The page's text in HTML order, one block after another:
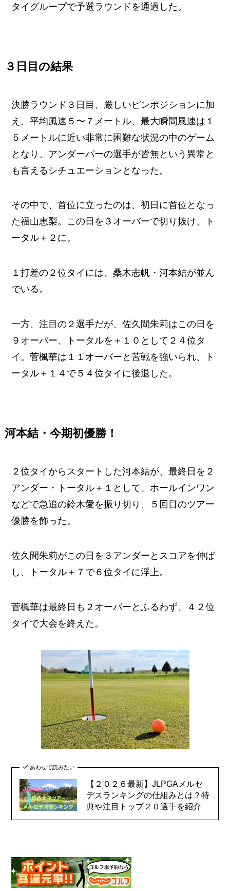
タイグループで予選ラウンドを通過した。
３日目の結果
決勝ラウンド３日目、厳しいピンポジションに加
え、平均風速５〜７メートル、最大瞬間風速は１
５メートルに近い非常に困難な状況の中のゲーム
となり、アンダーパーの選手が皆無という異常と
も言えるシチュエーションとなった。
その中で、首位に立ったのは、初日に首位となっ
た福山恵梨。この日を３オーバーで切り抜け、ト
ータル＋２に。
１打差の２位タイには、桑木志帆・河本結が並ん
でいる。
一方、注目の２選手だが、佐久間朱莉はこの日を
９オーバー、トータルを＋１０として２４位タ
イ。菅楓華は１１オーバーと苦戦を強いられ、ト
ータル＋１４で５４位タイに後退した。
河本結・今期初優勝！
２位タイからスタートした河本結が、最終日を２
アンダー・トータル＋１として、ホールインワン
などで急追の鈴木愛を振り切り、５回目のツアー
優勝を飾った。
佐久間朱莉がこの日を３アンダーとスコアを伸ば
し、トータル＋７で６位タイに浮上。
菅楓華は最終日も２オーバーとふるわず、４２位
タイで大会を終えた。
あわせて読みたい
【２０２６最新】JLPGAメルセ
デスランキングの仕組みとは？特
典や注目トップ２０選手を紹介